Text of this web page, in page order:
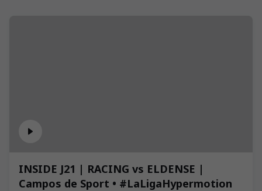
INSIDE J21 | RACING vs ELDENSE |
Campos de Sport • #LaLigaHypermotion